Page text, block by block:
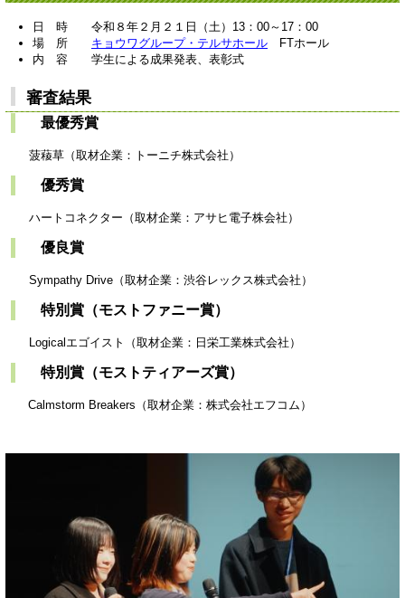
日 時 令和８年２月２１日（土）13：00～17：00
場 所 キョウワグループ・テルサホール FTホール
内 容 学生による成果発表、表彰式
審査結果
最優秀賞
菠薐草（取材企業：トーニチ株式会社）
優秀賞
ハートコネクター（取材企業：アサヒ電子株会社）
優良賞
Sympathy Drive（取材企業：渋谷レックス株式会社）
特別賞（モストファニー賞）
Logicalエゴイスト（取材企業：日栄工業株式会社）
特別賞（モストティアーズ賞）
Calmstorm Breakers（取材企業：株式会社エフコム）